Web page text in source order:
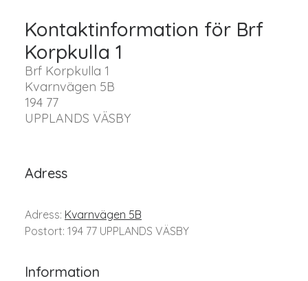
Kontaktinformation för Brf
Korpkulla 1
Brf Korpkulla 1
Kvarnvägen 5B
194 77
UPPLANDS VÄSBY
Adress
Adress: Kvarnvägen 5B
Postort: 194 77 UPPLANDS VÄSBY
Information